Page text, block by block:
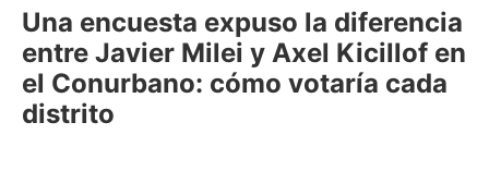
Una encuesta expuso la diferencia
entre Javier Milei y Axel Kicillof en
el Conurbano: cómo votaría cada
distrito